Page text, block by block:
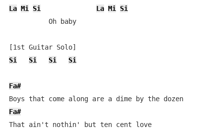
La Mi Si La Mi
Si
          Oh baby
Si
Si Si Si
Fa#
Boys that come along are a dime by the dozen
Fa#
That ain't nothin' but ten cent love